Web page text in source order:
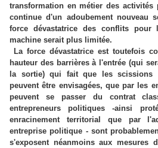
transformation en métier des activités
continue d'un adoubement nouveau
force dévastatrice des conflits
machine serait plus limitée.
La force dévastatrice est toutefois
hauteur des barrières à l'entrée (qui
la sortie) qui fait que les scissions
peuvent être envisagées, que par les
peuvent se passer du contrat
entrepreneurs politiques -ainsi
enracinement territorial que par
entreprise politique - sont
s'exposent néanmoins aux mesures